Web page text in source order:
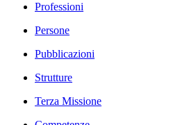
Professioni
Persone
Pubblicazioni
Strutture
Terza Missione